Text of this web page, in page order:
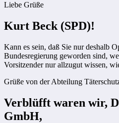
Liebe Grüße
Kurt Beck (SPD)!
Kann es sein, daß Sie nur deshalb
Bundesregierung geworden sind,
Vorsitzender nur allzugut wissen,
Grüße von der Abteilung
Verblüfft waren wir,
GmbH,